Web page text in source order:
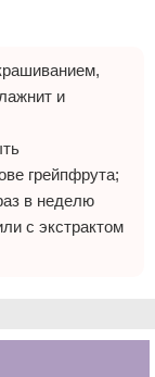
и
грейпфрута;
в неделю
с экстрактом